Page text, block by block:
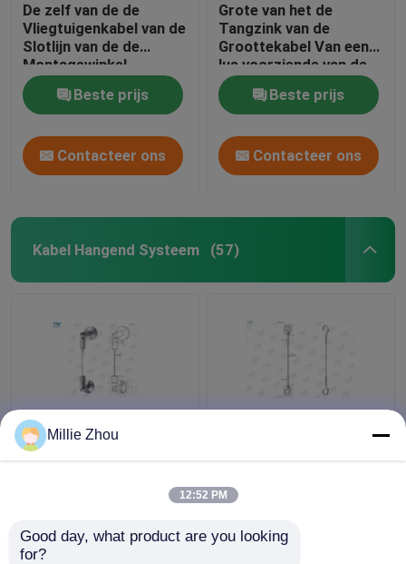
De zelf van de de
Vliegtuigenkabel van de
Slotlijn van de de
Montagewinkel
Regelbare Inrichtingen
van het
Venstervertoningen
Beste prijs
Contacteer ons
Grote van het de
Tangzink van de
Groottekabel Van een
lus voorziende van de
de Legerings Materiële
Kabel de Lijnapparaten
Beste prijs
Contacteer ons
Kabel Hangend Systeem (57)
Flexibel pas het
Beeldschermsysteem
Hangende Systeem van
2,0 Mm-de Traceurs
van de Staaldraad met
Millie Zhou
12:52 PM
Good day, what product are you looking
for?